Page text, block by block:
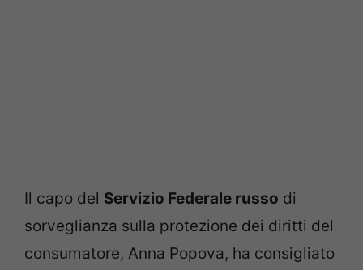
Il capo del Servizio Federale russo di
sorveglianza sulla protezione dei diritti del
consumatore, Anna Popova, ha consigliato